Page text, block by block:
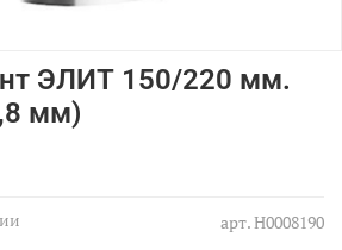
арт.Н0008190
ЭЛИТ 150/220 мм.
мм)